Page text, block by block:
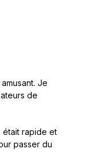
Je
de
était rapide et
passer du